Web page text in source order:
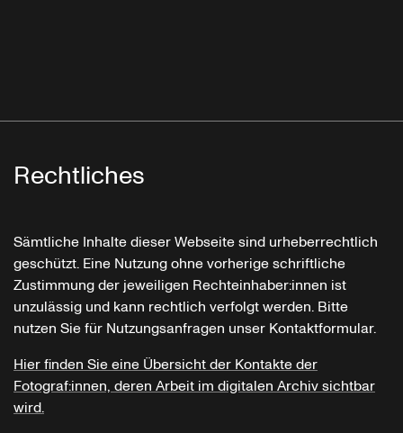
Rechtliches
Sämtliche Inhalte dieser Webseite sind urheberrechtlich
geschützt. Eine Nutzung ohne vorherige schriftliche
Zustimmung der jeweiligen Rechteinhaber:innen ist
unzulässig und kann rechtlich verfolgt werden. Bitte
nutzen Sie für Nutzungsanfragen unser Kontaktformular.
Hier finden Sie eine Übersicht der Kontakte der
Fotograf:innen, deren Arbeit im digitalen Archiv sichtbar
wird.